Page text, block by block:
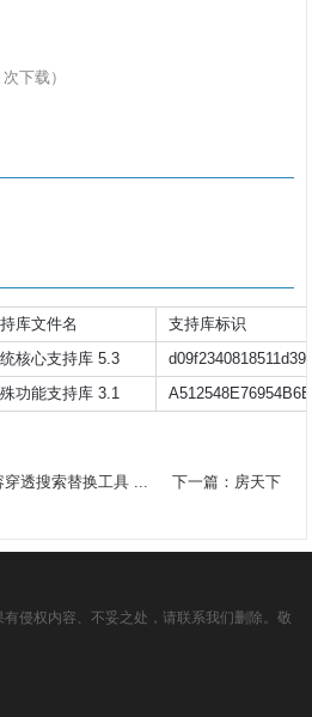
次下载）
库文件名 支持库标识
核心支持库 5.3
功能支持库 3.1
穿透搜索替换工具 ...
下一篇：房天下
侵权内容、不妥之处，请联系我们删除。敬